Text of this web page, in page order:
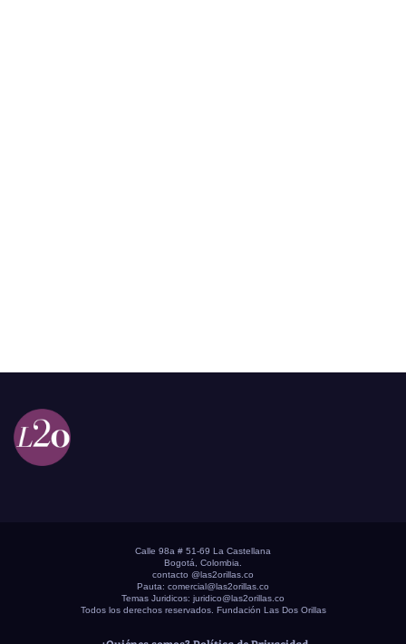
Calle 98a # 51-69 La Castellana
Bogotá, Colombia.
contacto @las2orillas.co
Pauta: comercial@las2orillas.co
Temas Juridicos: juridico@las2orillas.co
Todos los derechos reservados. Fundación Las Dos Orillas